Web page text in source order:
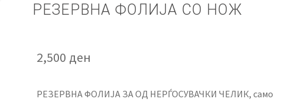
ЗА НАС ПРОИЗВОДИ КОРИСНИ СОВЕТИКОНТАКТ
РЕЗЕРВНА ФОЛИЈА СО НОЖ
2,500 ден
РЕЗЕРВНА ФОЛИЈА ЗА ОД НЕРЃОСУВАЧКИ ЧЕЛИК, само